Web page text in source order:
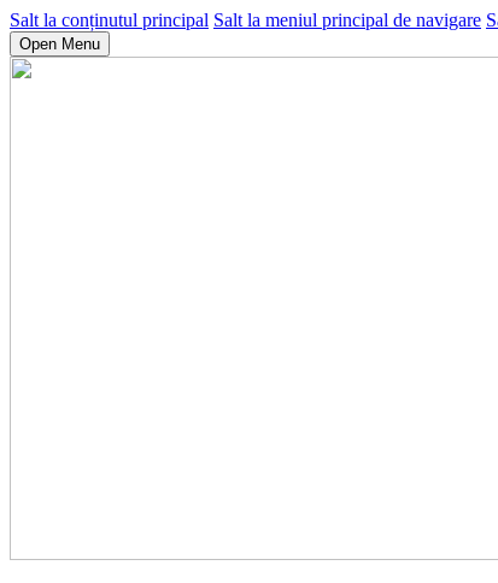
Salt la conținutul principal Salt la meniul principal de navigare
Open Menu